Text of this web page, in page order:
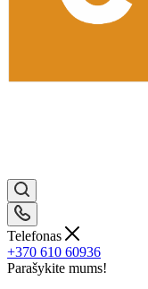
Telefonas
+370 610 60936
Parašykite mums!